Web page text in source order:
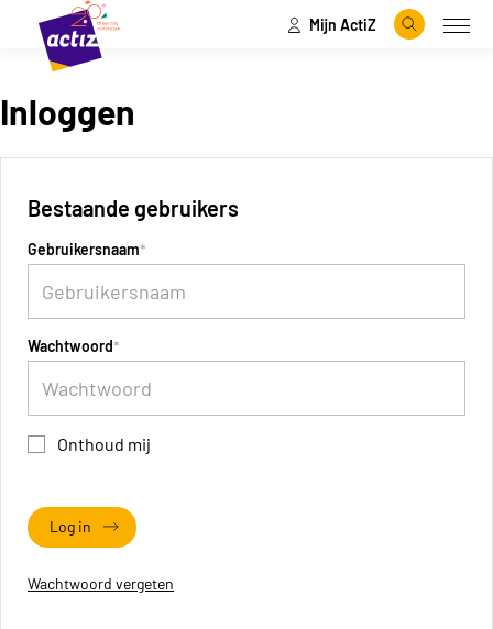
Naar hoofdinhoud
Naar menu Mijn ActiZ
Zoeken
Inloggen
Bestaande gebruikers
Gebruikersnaam
Wachtwoord
Onthoud mij
Log in
Wachtwoord vergeten